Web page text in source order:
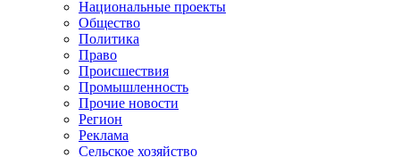
Национальные проекты
Общество
Политика
Право
Происшествия
Промышленность
Прочие новости
Регион
Реклама
Сельское хозяйство